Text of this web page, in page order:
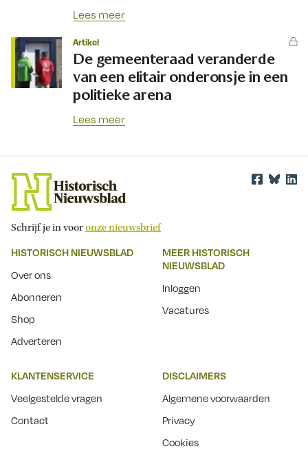
Lees meer
Artikel
De gemeenteraad veranderde
van een elitair onderonsje in een
politieke arena
Lees meer
Schrijf je in vooronze nieuwsbrief
HISTORISCH NIEUWSBLAD
Over ons
Abonneren
Shop
Adverteren
MEER HISTORISCH
NIEUWSBLAD
Inloggen
Vacatures
KLANTENSERVICE
Veelgestelde vragen
Contact
DISCLAIMERS
Algemene voorwaarden
Privacy
Cookies